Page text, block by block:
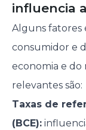
influencia
Alguns fatores
consumidor e
economia e do
relevantes são:
Taxas de
(BCE):